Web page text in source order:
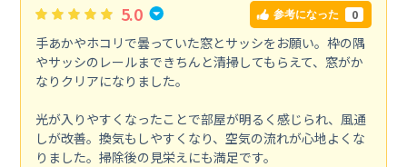
5.0 参考になった 0
手あかやホコリで曇っていた窓とサッシをお願い。枠の隅
やサッシのレールまできちんと清掃してもらえて、窓がか
なりクリアになりました。
光が入りやすくなったことで部屋が明るく感じられ、風通
しが改善。換気もしやすくなり、空気の流れが心地よくな
りました。掃除後の見栄えにも満足です。